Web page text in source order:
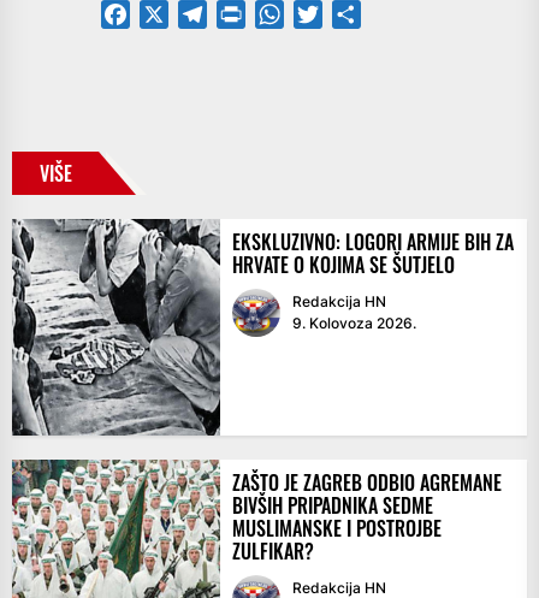
Facebook TelegramPrintFriendly
WhatsApp
Twitter
VIŠE
EKSKLUZIVNO: LOGORI ARMIJE BIH ZA
HRVATE O KOJIMA SE ŠUTJELO
Redakcija HN
9. Kolovoza 2026.
ZAŠTO JE ZAGREB ODBIO AGREMANE
BIVŠIH PRIPADNIKA SEDME
MUSLIMANSKE I POSTROJBE
ZULFIKAR?
Redakcija HN